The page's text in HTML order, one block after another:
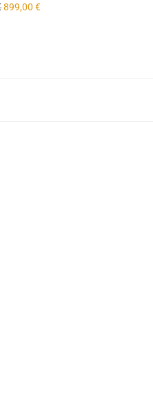
Ursprünglicher Preis war: 1.389,00 €
899,00€Aktueller Preis ist: 899,00 €.